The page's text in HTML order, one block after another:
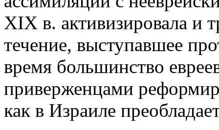
XIX в. активизировала и
течение, выступавшее
время большинство
приверженцами
как в Израиле